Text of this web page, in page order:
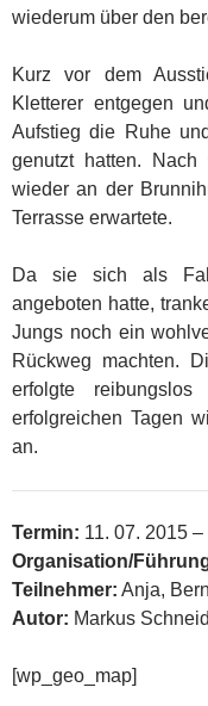
wiederum über den
Kurz vor dem
Kletterer entgegen
Aufstieg die Ruhe
genutzt hatten.
wieder an der
Terrasse erwartete.
Da sie sich als
angeboten hatte,
Jungs noch ein
Rückweg machten.
erfolgte
erfolgreichen Tagen
an.
Termin: 11. 07. 2015
Organisation/
Teilnehmer: Anja,
Autor: Markus
[wp_geo_map]